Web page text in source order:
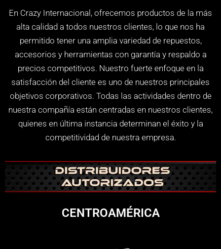
En Crazy Internacional, ofrecemos productos de la más
alta calidad a todos nuestros clientes, lo que nos ha
permitido tener una amplia variedad de repuestos,
accesorios y herramientas con garantía y respaldo a
precios competitivos. Nuestro fuerte enfoque en la
satisfacción del cliente es uno de nuestros principales
objetivos corporativos. Todas las actividades dentro de
nuestra compañía están centradas en nuestros clientes,
quienes en última instancia determinan el éxito y la
competitividad de nuestra empresa.
CENTROAMÉRICA